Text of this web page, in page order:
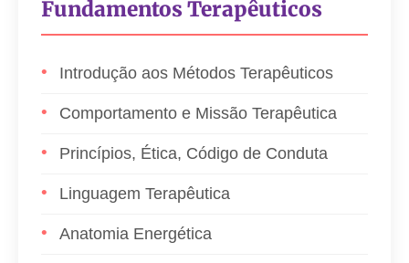
Fundamentos Terapêuticos
Introdução aos Métodos Terapêuticos
Comportamento e Missão Terapêutica
Princípios, Ética, Código de Conduta
Linguagem Terapêutica
Anatomia Energética